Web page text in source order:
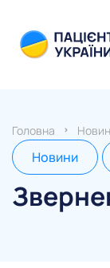
Головна
Новини